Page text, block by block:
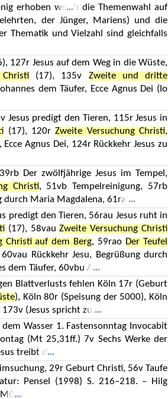
erhoben we
h die Themenwahl auf
der Jünger, Mariens) und die
Thematik und Vielzahl sind gleichfalls
127r Jesus auf dem Weg in die Wüste,
(17), 135v Zweite und dritte
dem Täufer, Ecce Agnus Dei (Io
Jesus predigt den Tieren, 115r Jesus in
(17), 120rZweite Versuchung Christi,
Agnus Dei, 124r Rückkehr Jesus zu
Der zwölfjährige Jesus im Tempel,
Christi, 51vb Tempelreinigung, 57rb
durch Maria Magdalena, 61ra
predigt den Tieren, 56rau Jesus ruht in
(17), 58vauZweite Versuchung Christi
Christi auf dem Berg, 59rao Der Teufel
60vau Rückkehr Jesu, Begrüßung durch
dem Täufer, 60vbu A
Blattverlusts fehlen Köln 17r (Geburt
), Köln 80r (Speisung der 5000), Köln
(Jesus spricht zu
Wasser 1. Fastensonntag Invocabit
(Mt 25,31ff.) 7v Sechs Werke der
treibt d
29r Geburt Christi, 56v Taufe
Pensel (1998) S. 216–218. – Hilg